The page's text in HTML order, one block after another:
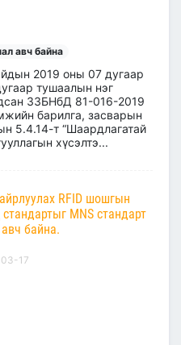
авч байна
2019 оны 07 дугаар
тушаалын нэг
ЗЗБНбД 81-016-2019
барилга, засварын
5.4.14-т “Шаардлагатай
хүсэлтэ...
RFID шошгын
MNS стандарт
байна.
17